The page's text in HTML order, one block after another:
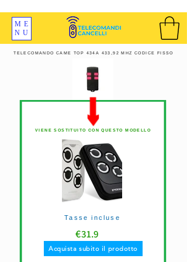
ME
NU
TELECOMANDO CAME TOP 434A 433,92 MHZ CODICE FISSO
VIENE SOSTITUITO CON QUESTO MODELLO
€31.9
Acquista subito il prodotto
Tasse incluse